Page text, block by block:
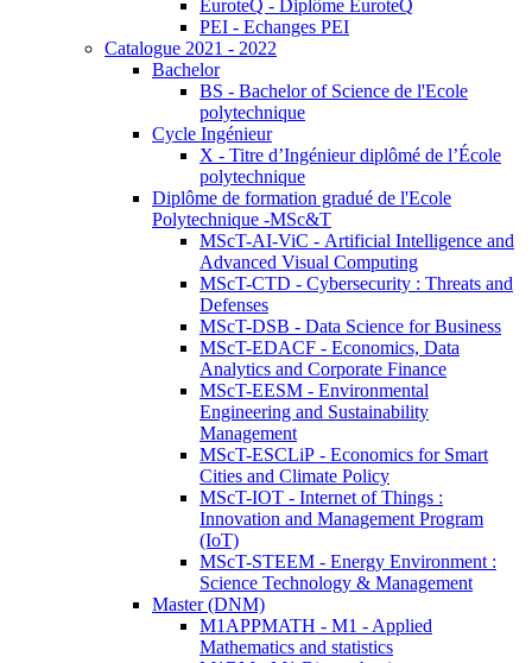
EuroteQ - Diplôme EuroteQ
PEI - Echanges PEI
Catalogue 2021 - 2022
Bachelor
BS - Bachelor of Science de l'Ecole
polytechnique
Cycle Ingénieur
X - Titre d’Ingénieur diplômé de l’École
polytechnique
Diplôme de formation gradué de l'Ecole
Polytechnique -MSc&T
MScT-AI-ViC - Artificial Intelligence and
Advanced Visual Computing
MScT-CTD - Cybersecurity : Threats and
Defenses
MScT-DSB - Data Science for Business
MScT-EDACF - Economics, Data
Analytics and Corporate Finance
MScT-EESM - Environmental
Engineering and Sustainability
Management
MScT-ESCLiP - Economics for Smart
Cities and Climate Policy
MScT-IOT - Internet of Things :
Innovation and Management Program
(IoT)
MScT-STEEM - Energy Environment :
Science Technology & Management
Master (DNM)
M1APPMATH - M1 - Applied
Mathematics and statistics